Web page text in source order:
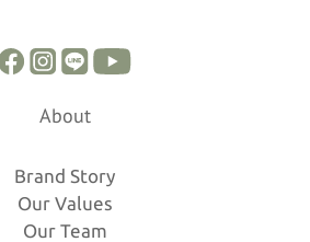
About
Brand Story
Our Values
Our Team